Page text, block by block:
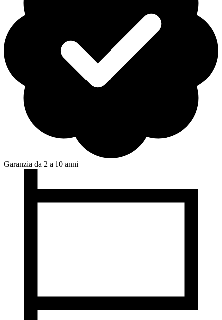
Garanzia da 2 a 10 anni